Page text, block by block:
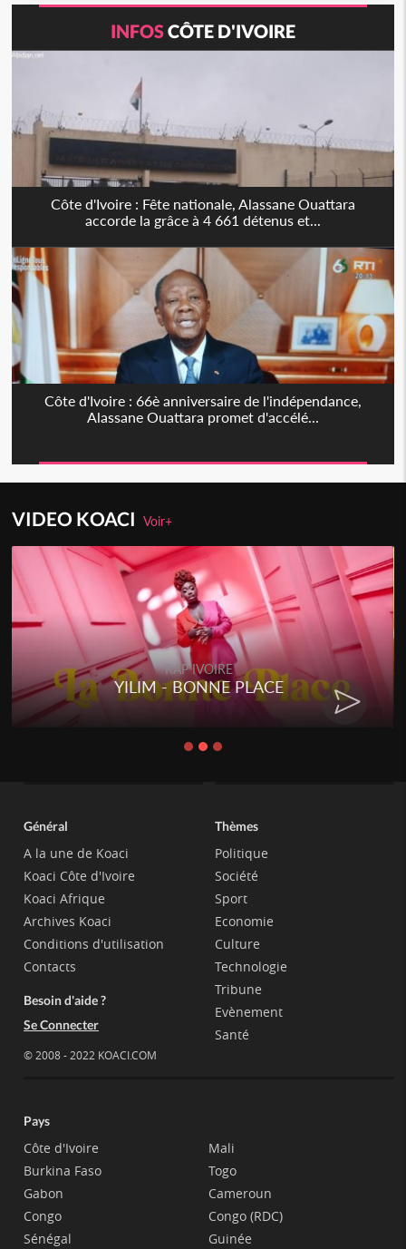
INFOSCÔTE D'IVOIRE
Côte d'Ivoire : Fête nationale, Alassane Ouattara
accorde la grâce à 4 661 détenus et...
Côte d'Ivoire : 66è anniversaire de l'indépendance,
Alassane Ouattara promet d'accélé...
VIDEO KOACIVoir+
RAP IVOIRE
RENARD BARAKISSA -
CHAT
Général
A la une de Koaci
Koaci Côte d'Ivoire
Koaci Afrique
Archives Koaci
Conditions d'utilisation
Contacts
Besoin d'aide ?
Se Connecter
© 2008 - 2022 KOACI.COM
Thèmes
Politique
Société
Sport
Economie
Culture
Technologie
Tribune
Evènement
Santé
Pays
Côte d'Ivoire
Burkina Faso
Gabon
Congo
Sénégal
Mali
Togo
Cameroun
Congo (RDC)
Guinée